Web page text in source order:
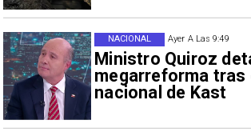
Ayer A Las 9:49
Ministro Quiroz
megarreforma tras
nacional de Kast
NACIONAL